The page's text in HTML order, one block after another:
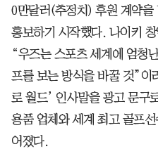
0만달러(추정치) 후원 계약을
홍보하기 시작했다. 나이키
“우즈는 스포츠 세계에 엄청
프를 보는 방식을 바꿀 것”이
로 월드’ 인사말을 광고 문구
용품 업체와 세계 최고 골프
어졌다.